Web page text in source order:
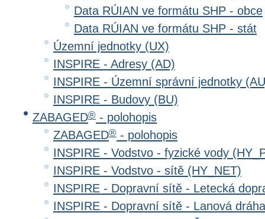
Data RÚIAN ve formátu SHP - obce
Data RÚIAN ve formátu SHP - stát
Územní jednotky (UX)
INSPIRE - Adresy (AD)
INSPIRE - Územní správní jednotky
INSPIRE - Budovy (BU)
ZABAGED® - polohopis
ZABAGED® - polohopis
INSPIRE - Vodstvo - fyzické vody
INSPIRE - Vodstvo - sítě (HY_NET)
INSPIRE - Dopravní sítě - Letecká
INSPIRE - Dopravní sítě - Lanová